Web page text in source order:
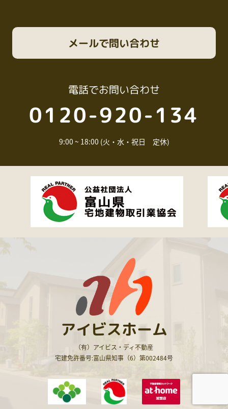
電話でお問い合わせ
0120-920-134
9:00 ~ 18:00 (火・水・祝日 定休)
メールで問い合わせ
アイビスホーム
（有）アイビス・ディ不動産
宅建免許番号:富山県知事（6）第002484号